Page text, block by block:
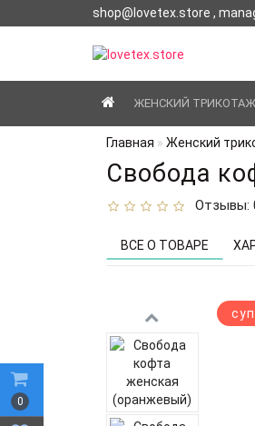
0
shop@lovetex.store ,
ЖЕНСКИЙ ТРИКОТАЖ
Главная Женский
Свобода
Отзывы:
ВСЕ О ТОВАРЕ